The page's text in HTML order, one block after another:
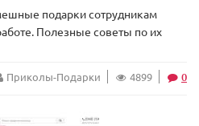
подарки сотрудникам
Полезные советы по их
Приколы-Подарки 4899 0